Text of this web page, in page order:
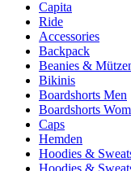
Capita
Ride
Accessories
Backpack
Beanies &
Bikinis
Boardshorts Men
Boardshorts
Caps
Hemden
Hoodies &
Hoodies &